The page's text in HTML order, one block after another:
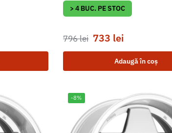
> 4 BUC. PE STOC
796lei 733 lei
Adaugă în coș
-8%